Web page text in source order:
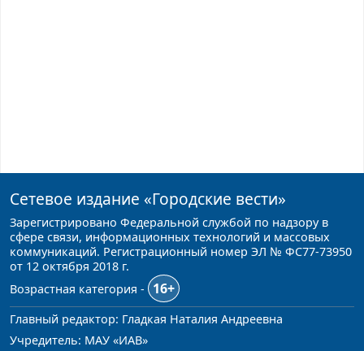
Сетевое издание «Городские вести»
Зарегистрировано Федеральной службой по надзору в
сфере связи, информационных технологий и массовых
коммуникаций. Регистрационный номер ЭЛ № ФС77-73950
от 12 октября 2018 г.
Возрастная категория -
16+
Главный редактор: Гладкая Наталия Андреевна
Учредитель: МАУ «ИАВ»